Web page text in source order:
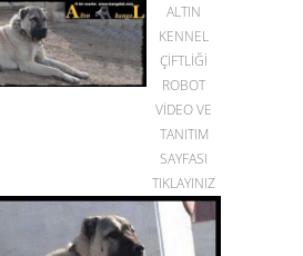
ALTIN
KENNEL
ÇİFTLİĞİ
ROBOT
VİDEO VE
TANITIM
SAYFASI
TIKLAYINIZ